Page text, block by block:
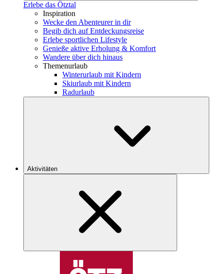
Erlebe das Ötztal
Inspiration
Wecke den Abenteurer in dir
Begib dich auf Entdeckungsreise
Erlebe sportlichen Lifestyle
Genieße aktive Erholung & Komfort
Wandere über dich hinaus
Themenurlaub
Winterurlaub mit Kindern
Skiurlaub mit Kindern
Radurlaub
Aktivitäten